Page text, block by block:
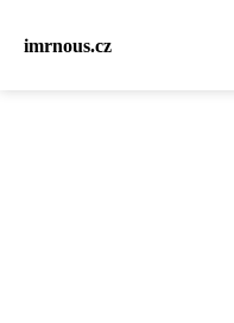
imrnous.cz